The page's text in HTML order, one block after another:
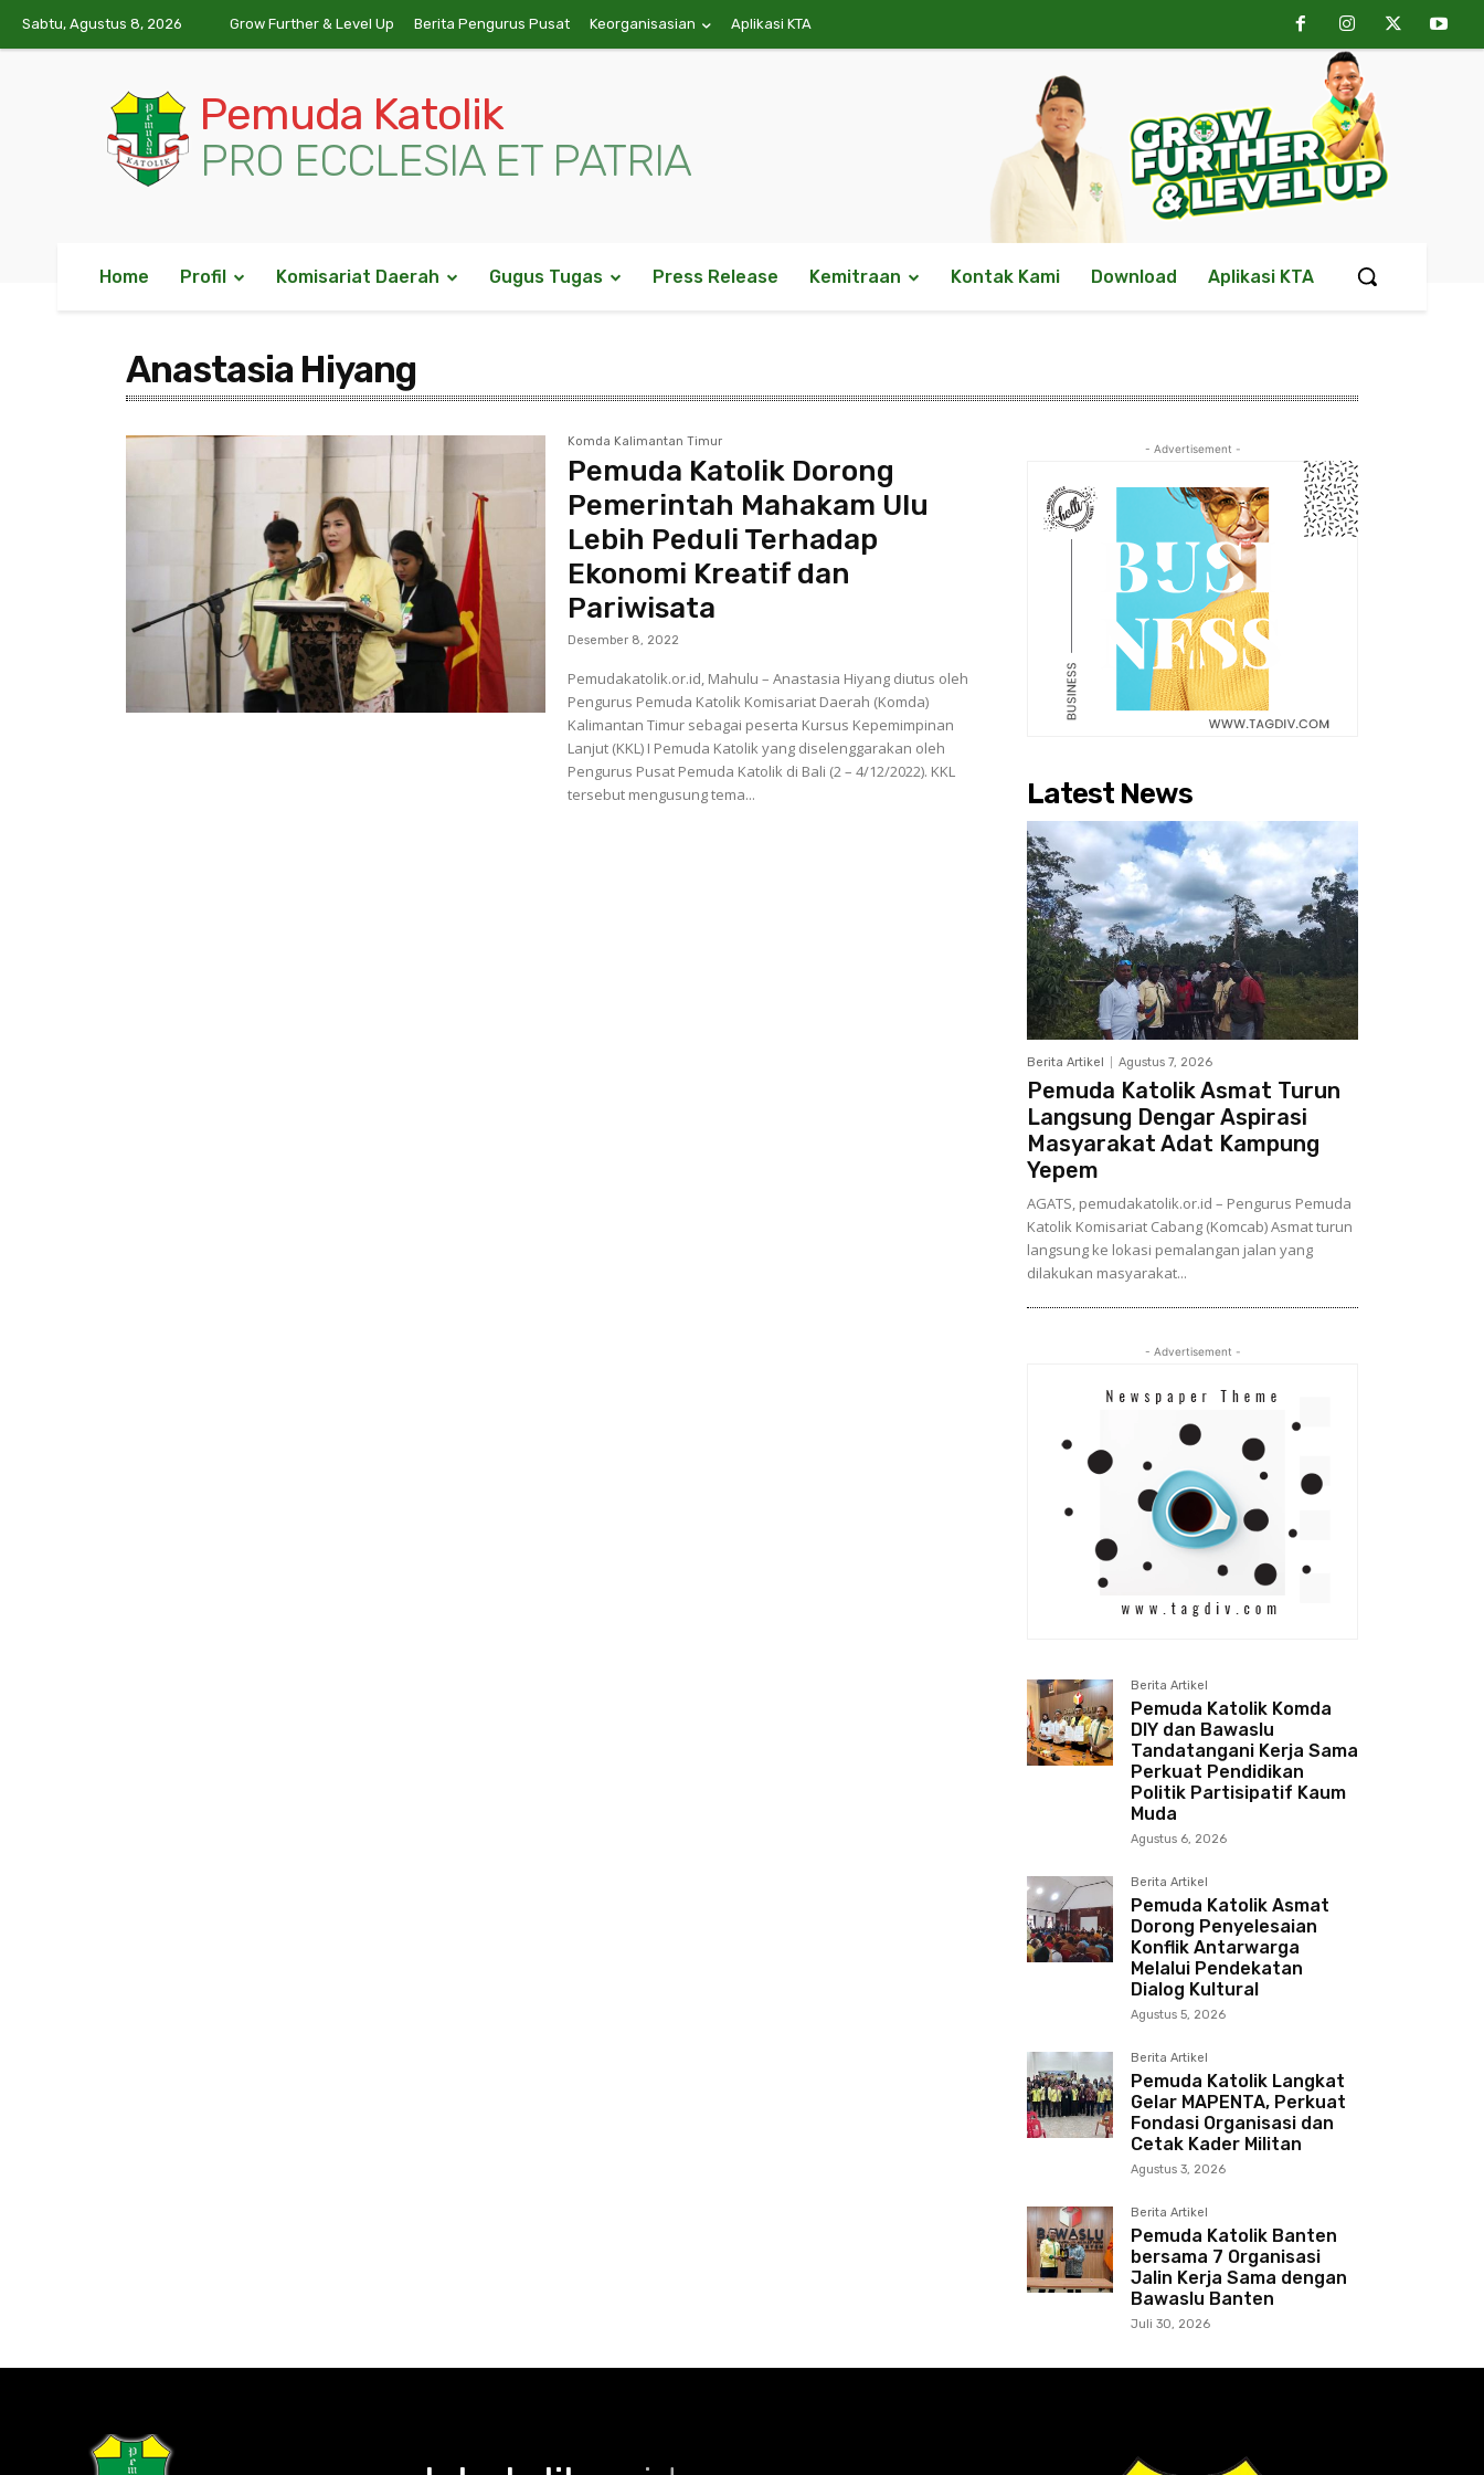
Sabtu, Agustus 8, 2026 Grow Further & Level Up Berita Pengurus Pusat Keorganisasian Aplikasi KTA
Pemuda Katolik
PRO ECCLESIA ET PATRIA
Home Profil Komisariat Daerah Gugus Tugas Press Release Kemitraan Kontak Kami Download Aplikasi KTA
Anastasia Hiyang
Komda Kalimantan Timur
Pemuda Katolik Dorong
Pemerintah Mahakam Ulu
Lebih Peduli Terhadap
Ekonomi Kreatif dan
Pariwisata
Desember 8, 2022
Pemudakatolik.or.id, Mahulu – Anastasia Hiyang diutus oleh
Pengurus Pemuda Katolik Komisariat Daerah (Komda)
Kalimantan Timur sebagai peserta Kursus Kepemimpinan
Lanjut (KKL) I Pemuda Katolik yang diselenggarakan oleh
Pengurus Pusat Pemuda Katolik di Bali (2 – 4/12/2022). KKL
tersebut mengusung tema...
- Advertisement -
Latest News
Berita Artikel Agustus 7, 2026
Pemuda Katolik Asmat Turun
Langsung Dengar Aspirasi
Masyarakat Adat Kampung
Yepem
AGATS, pemudakatolik.or.id – Pengurus Pemuda
Katolik Komisariat Cabang (Komcab) Asmat turun
langsung ke lokasi pemalangan jalan yang
dilakukan masyarakat...
- Advertisement -
Berita Artikel
Pemuda Katolik Komda
DIY dan Bawaslu
Tandatangani Kerja Sama
Perkuat Pendidikan
Politik Partisipatif Kaum
Muda
Agustus 6, 2026
Berita Artikel
Pemuda Katolik Asmat
Dorong Penyelesaian
Konflik Antarwarga
Melalui Pendekatan
Dialog Kultural
Agustus 5, 2026
Berita Artikel
Pemuda Katolik Langkat
Gelar MAPENTA, Perkuat
Fondasi Organisasi dan
Cetak Kader Militan
Agustus 3, 2026
Berita Artikel
Pemuda Katolik Banten
bersama 7 Organisasi
Jalin Kerja Sama dengan
Bawaslu Banten
Juli 30, 2026